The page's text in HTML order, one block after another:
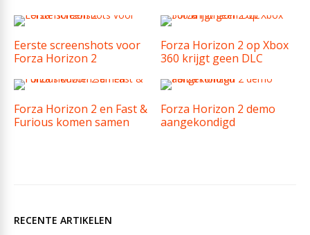
Eerste screenshots voor
Forza Horizon 2
Forza Horizon 2 op Xbox
360 krijgt geen DLC
Forza Horizon 2 en Fast &
Furious komen samen
Forza Horizon 2 demo
aangekondigd
RECENTE ARTIKELEN